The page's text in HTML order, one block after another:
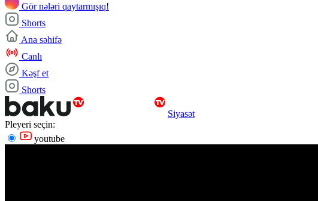
Gör nələri qaytarmışıq!
Shorts
Ana səhifə
Canlı
Kəşf et
Shorts
Siyasət
Pleyeri seçin:
youtube